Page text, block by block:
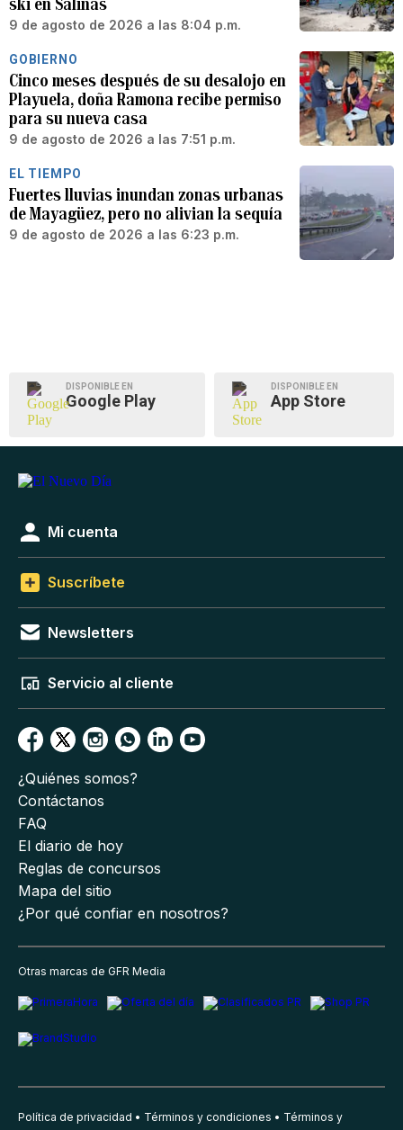
ski en Salinas
9 de agosto de 2026 a las 8:04 p.m.
GOBIERNO
Cinco meses después de su desalojo en
Playuela, doña Ramona recibe permiso
para su nueva casa
9 de agosto de 2026 a las 7:51 p.m.
EL TIEMPO
Fuertes lluvias inundan zonas urbanas
de Mayagüez, pero no alivian la sequía
9 de agosto de 2026 a las 6:23 p.m.
DISPONIBLE EN
Google Play
DISPONIBLE EN
App Store
Mi cuenta
Suscríbete
Newsletters
Servicio al cliente
¿Quiénes somos?
Contáctanos
FAQ
El diario de hoy
Reglas de concursos
Mapa del sitio
¿Por qué confiar en nosotros?
Otras marcas de GFR Media
Política de privacidad Términos y condiciones Términos y